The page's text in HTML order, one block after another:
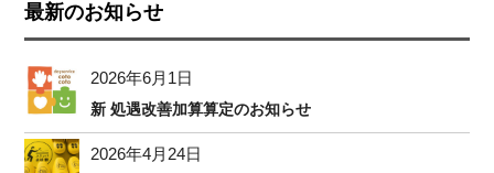
最新のお知らせ
2026年6月1日
新 処遇改善加算算定のお知らせ
2026年4月24日